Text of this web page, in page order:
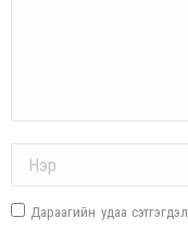
Дараагийн удаа